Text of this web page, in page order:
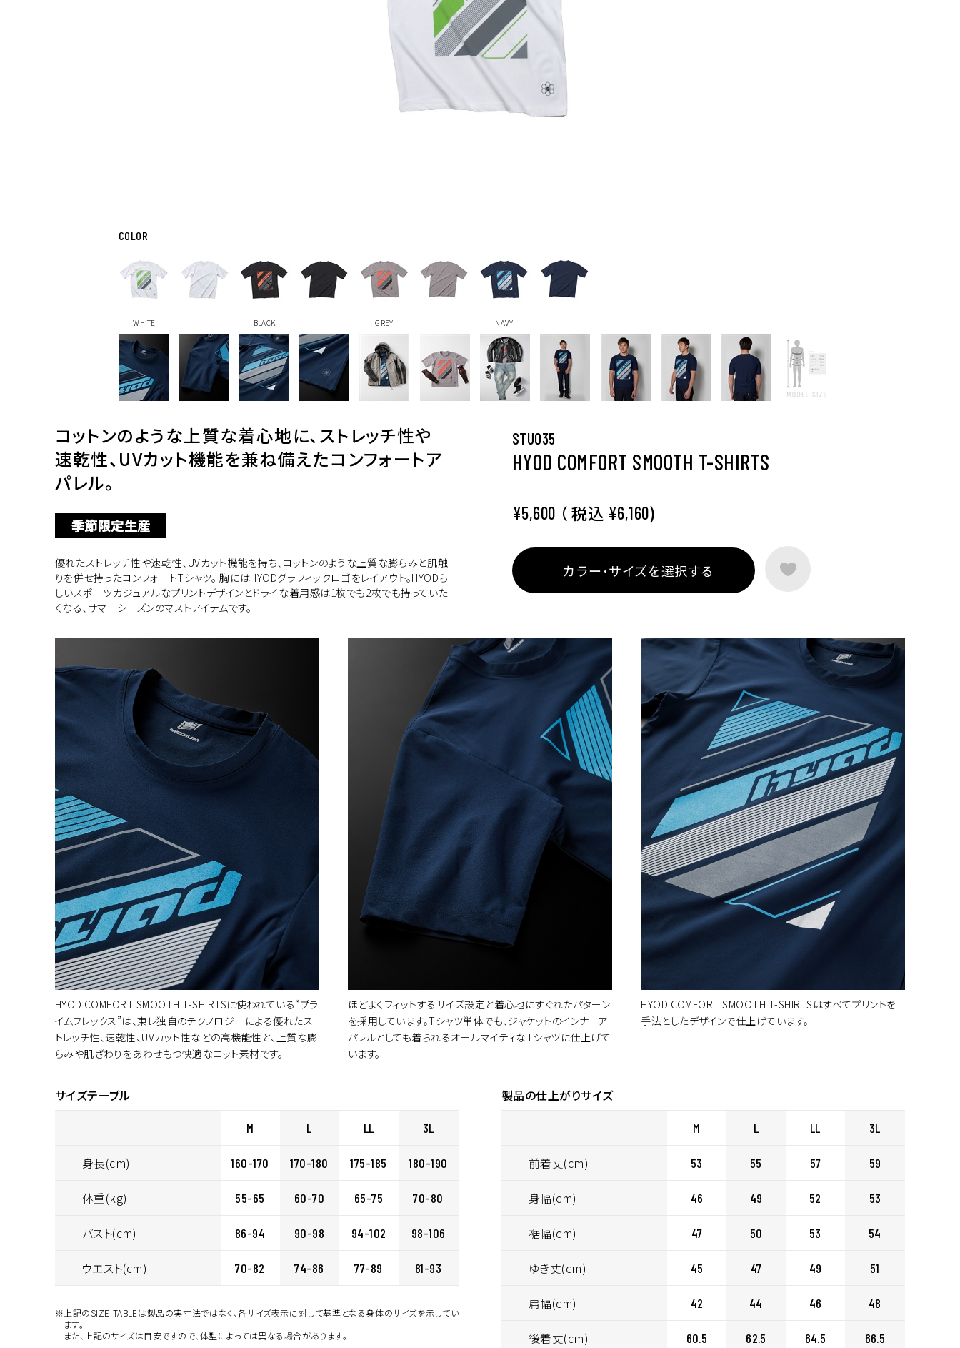
COLOR
WHITE BLACK GREY NAVY
コットンのような上質な着心地に、ストレッチ性や
速乾性、UVカット機能を兼ね備えたコンフォートア
パレル。
季節限定生産
優れたストレッチ性や速乾性、UVカット機能を持ち、コットンのような上質な膨らみと肌触
りを併せ持ったコンフォートTシャツ。 胸にはHYODグラフィックロゴをレイアウト。HYODら
しいスポーツカジュアルなプリントデザインとドライな着用感は1枚でも2枚でも持っていた
くなる、サマーシーズンのマストアイテムです。
STU035
HYOD COMFORT SMOOTH T-SHIRTS
¥5,600 （ 税込 ¥6,160)
カラー･サイズを選択する
HYOD COMFORT SMOOTH T-SHIRTSに使われている“プラ
イムフレックス”は、東レ独自のテクノロジーによる優れたス
トレッチ性、速乾性、UVカット性などの高機能性と、上質な膨
らみや肌ざわりをあわせもつ快適なニット素材です。
ほどよくフィットするサイズ設定と着心地にすぐれたパターン
を採用しています。Tシャツ単体でも、ジャケットのインナーア
パレルとしても着られるオールマイティなTシャツに仕上げて
います。
HYOD COMFORT SMOOTH T-SHIRTSはすべてプリントを
手法としたデザインで仕上げています。
サイズテーブル
M L LL 3L
身長(cm) 160-170 170-180 175-185 180-190
体重(kg) 55-65 60-70 65-75 70-80
バスト(cm) 86-94 90-98 94-102 98-106
ウエスト(cm) 70-82 74-86 77-89 81-93
※上記のSIZE TABLEは製品の実寸法ではなく、各サイズ表示に対して基準となる身体のサイズを示してい
ます。
また、上記のサイズは目安ですので、体型によっては異なる場合があります。
製品の仕上がりサイズ
M L LL 3L
前着丈(cm) 53 55 57 59
身幅(cm) 46 49 52 53
裾幅(cm) 47 50 53 54
ゆき丈(cm) 45 47 49 51
肩幅(cm) 42 44 46 48
後着丈(cm) 60.5 62.5 64.5 66.5
BLACK (税込) L カートに入れる
カートに入れる
GREY ¥6,160(税込) L カートに入れる
WHITE M